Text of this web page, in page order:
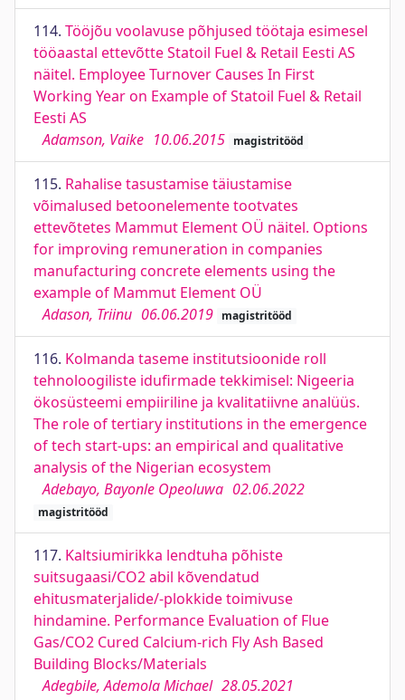
114. Tööjõu voolavuse põhjused töötaja esimesel
tööaastal ettevõtte Statoil Fuel & Retail Eesti AS
näitel. Employee Turnover Causes In First
Working Year on Example of Statoil Fuel & Retail
Eesti AS
Adamson, Vaike 10.06.2015 magistritööd
115. Rahalise tasustamise täiustamise
võimalused betoonelemente tootvates
ettevõtetes Mammut Element OÜ näitel. Options
for improving remuneration in companies
manufacturing concrete elements using the
example of Mammut Element OÜ
Adason, Triinu 06.06.2019 magistritööd
116. Kolmanda taseme institutsioonide roll
tehnoloogiliste idufirmade tekkimisel: Nigeeria
ökosüsteemi empiiriline ja kvalitatiivne analüüs.
The role of tertiary institutions in the emergence
of tech start-ups: an empirical and qualitative
analysis of the Nigerian ecosystem
Adebayo, Bayonle Opeoluwa 02.06.2022
magistritööd
117. Kaltsiumirikka lendtuha põhiste
suitsugaasi/CO2 abil kõvendatud
ehitusmaterjalide/-plokkide toimivuse
hindamine. Performance Evaluation of Flue
Gas/CO2 Cured Calcium-rich Fly Ash Based
Building Blocks/Materials
Adegbile, Ademola Michael 28.05.2021